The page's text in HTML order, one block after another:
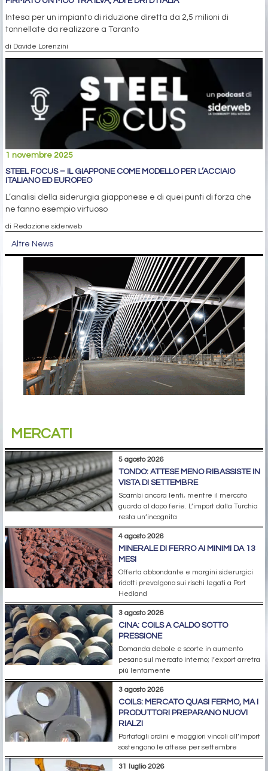
Intesa per un impianto di riduzione diretta da 2,5 milioni di
tonnellate da realizzare a Taranto
di Davide Lorenzini
1 novembre 2025
STEEL FOCUS – IL GIAPPONE COME MODELLO PER L’ACCIAIO
ITALIANO ED EUROPEO
L’analisi della siderurgia giapponese e di quei punti di forza che
ne fanno esempio virtuoso
di Redazione siderweb
Altre News
MERCATI
5 agosto 2026
TONDO: ATTESE MENO RIBASSISTE IN
VISTA DI SETTEMBRE
Scambi ancora lenti, mentre il mercato
guarda al dopo ferie. L’import dalla Turchia
resta un’incognita
4 agosto 2026
MINERALE DI FERRO AI MINIMI DA 13
MESI
Offerta abbondante e margini siderurgici
ridotti prevalgono sui rischi legati a Port
Hedland
3 agosto 2026
CINA: COILS A CALDO SOTTO
PRESSIONE
Domanda debole e scorte in aumento
pesano sul mercato interno; l’export arretra
più lentamente
3 agosto 2026
COILS: MERCATO QUASI FERMO, MA I
PRODUTTORI PREPARANO NUOVI
RIALZI
Portafogli ordini e maggiori vincoli all’import
sostengono le attese per settembre
31 luglio 2026